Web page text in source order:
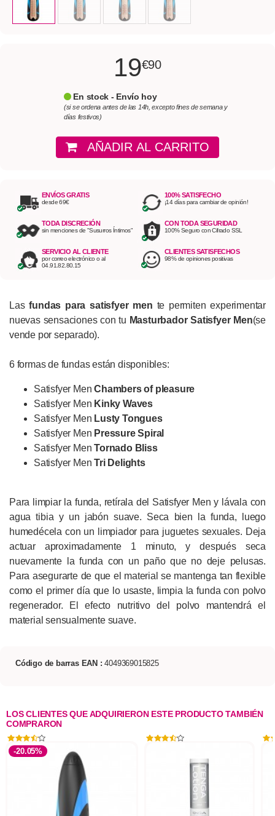
19€90
En stock - Envío hoy
(si se ordena antes de las 14h, excepto fines de semana y
días festivos)
AÑADIR AL CARRITO
ENVÍOS GRATIS
desde 69€
100% SATISFECHO
¡14 días para cambiar de opinión!
TODA DISCRECIÓN
sin menciones de "Susurros Íntimos"
CON TODA SEGURIDAD
100% Seguro con Cifrado SSL
SERVICIO AL CLIENTE
por correo electrónico o al
04.91.82.80.15
CLIENTES SATISFECHOS
98% de opiniones positivas
Lasfundas para satisfyer men te permiten experimentar
nuevas sensaciones con tu Masturbador Satisfyer Men(se
vende por separado).
6 formas de fundas están disponibles:
Satisfyer MenChambers of pleasure
Satisfyer Men Kinky Waves
Satisfyer Men Lusty Tongues
Satisfyer Men Pressure Spiral
Satisfyer MenTornado Bliss
Satisfyer MenTri Delights
Para limpiar la funda, retírala del Satisfyer Men y lávala con
agua tibia y un jabón suave. Seca bien la funda, luego
humedécela con un limpiador para juguetes sexuales. Deja
actuar aproximadamente 1 minuto, y después seca
nuevamente la funda con un paño que no deje pelusas.
Para asegurarte de que el material se mantenga tan flexible
como el primer día que lo usaste, limpia la funda con polvo
regenerador. El efecto nutritivo del polvo mantendrá el
material sensualmente suave.
Código de barras EAN : 4049369015825
LOS CLIENTES QUE ADQUIRIERON ESTE PRODUCTO TAMBIÉN
COMPRARON
-20.05%